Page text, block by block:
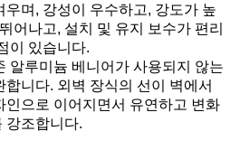
우며, 강성이 우수하고, 강도가 높
어나고, 설치 및 유지 보수가 편리
이 있습니다.
알루미늄 베니어가 사용되지 않는
니다. 외벽 장식의 선이 벽에서
인으로 이어지면서 유연하고 변화
강조합니다.